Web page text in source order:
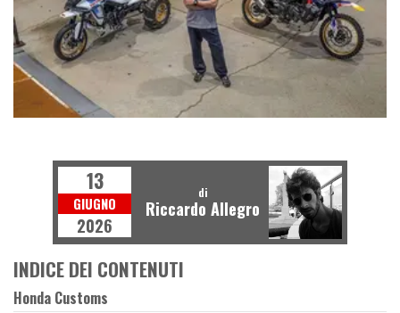
13
GIUGNO
2026
di
Riccardo Allegro
INDICE DEI CONTENUTI
Honda Customs